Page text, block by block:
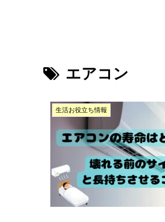
エアコン
生活お役立ち情報